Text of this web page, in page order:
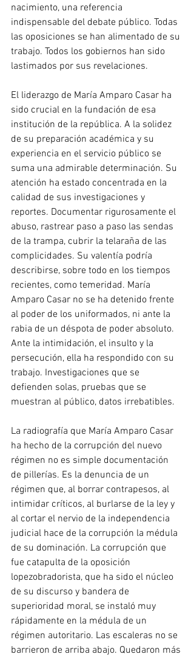
nacimiento, una referencia
indispensable del debate público. Todas
las oposiciones se han alimentado de su
trabajo. Todos los gobiernos han sido
lastimados por sus revelaciones.
El liderazgo de María Amparo Casar ha
sido crucial en la fundación de esa
institución de la república. A la solidez
de su preparación académica y su
experiencia en el servicio público se
suma una admirable determinación. Su
atención ha estado concentrada en la
calidad de sus investigaciones y
reportes. Documentar rigurosamente el
abuso, rastrear paso a paso las sendas
de la trampa, cubrir la telaraña de las
complicidades. Su valentía podría
describirse, sobre todo en los tiempos
recientes, como temeridad. María
Amparo Casar no se ha detenido frente
al poder de los uniformados, ni ante la
rabia de un déspota de poder absoluto.
Ante la intimidación, el insulto y la
persecución, ella ha respondido con su
trabajo. Investigaciones que se
defienden solas, pruebas que se
muestran al público, datos irrebatibles.
La radiografía que María Amparo Casar
ha hecho de la corrupción del nuevo
régimen no es simple documentación
de pillerías. Es la denuncia de un
régimen que, al borrar contrapesos, al
intimidar críticos, al burlarse de la ley y
al cortar el nervio de la independencia
judicial hace de la corrupción la médula
de su dominación. La corrupción que
fue catapulta de la oposición
lopezobradorista, que ha sido el núcleo
de su discurso y bandera de
superioridad moral, se instaló muy
rápidamente en la médula de un
régimen autoritario. Las escaleras no se
barrieron de arriba abajo. Quedaron más